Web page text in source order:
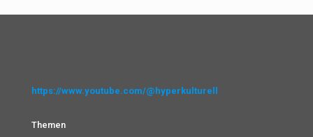
https://www.youtube.com/@hyperkulturell
Themen